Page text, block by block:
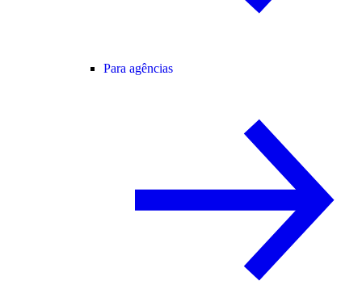
Para agências